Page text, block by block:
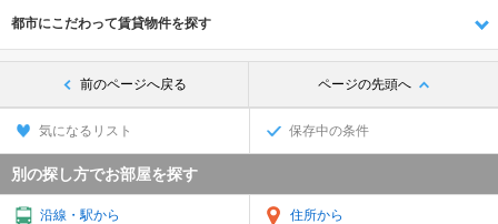
都市にこだわって賃貸物件を探す
前のページへ戻る ページの先頭へ
気になるリスト 保存中の条件
別の探し方でお部屋を探す
沿線・駅から 住所から